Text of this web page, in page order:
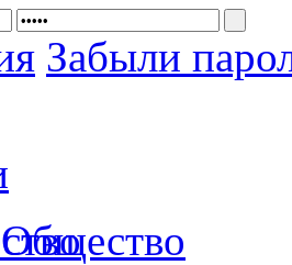
Забыли